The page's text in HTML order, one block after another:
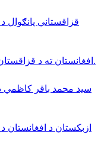
افغانستان ته د قزاقستان د غلو صادرات ۵۷ سلنه زيات شوي.
سید محمد باقر کاظمي